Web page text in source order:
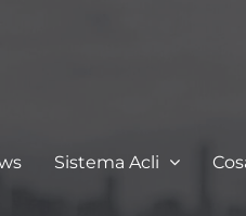
Sistema Acli